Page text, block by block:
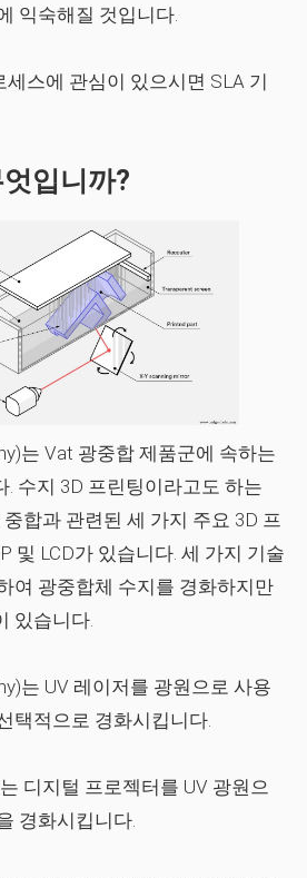
익숙해질 것입니다.
세스에 관심이 있으시면 SLA 기
입니까?
는 Vat 광중합 제품군에 속하는
. 수지 3D 프린팅이라고도 하는
합과 관련된 세 가지 주요 3D 프
및 LCD가 있습니다. 세 가지 기술
여 광중합체 수지를 경화하지만
있습니다.
는 UV 레이저를 광원으로 사용
택적으로 경화시킵니다.
디지털 프로젝터를 UV 광원으
경화시킵니다.